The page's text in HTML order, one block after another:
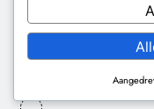
Digital
thema